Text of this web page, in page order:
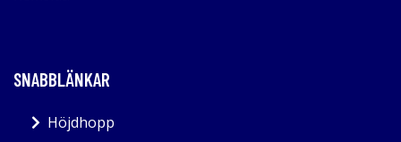
SNABBLÄNKAR
Höjdhopp